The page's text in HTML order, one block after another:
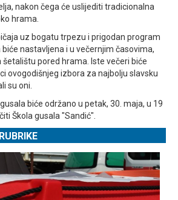
nakon čega će uslijediti tradicionalna
hrama.
uz bogatu trpezu i prigodan program
nastavljena i u večernjim časovima,
šetalištu pored hrama. Iste večeri biće
ovogodišnjeg izbora za najbolju slavsku
su oni.
biće održano u petak, 30. maja, u 19
Škola gusala "Sandić".